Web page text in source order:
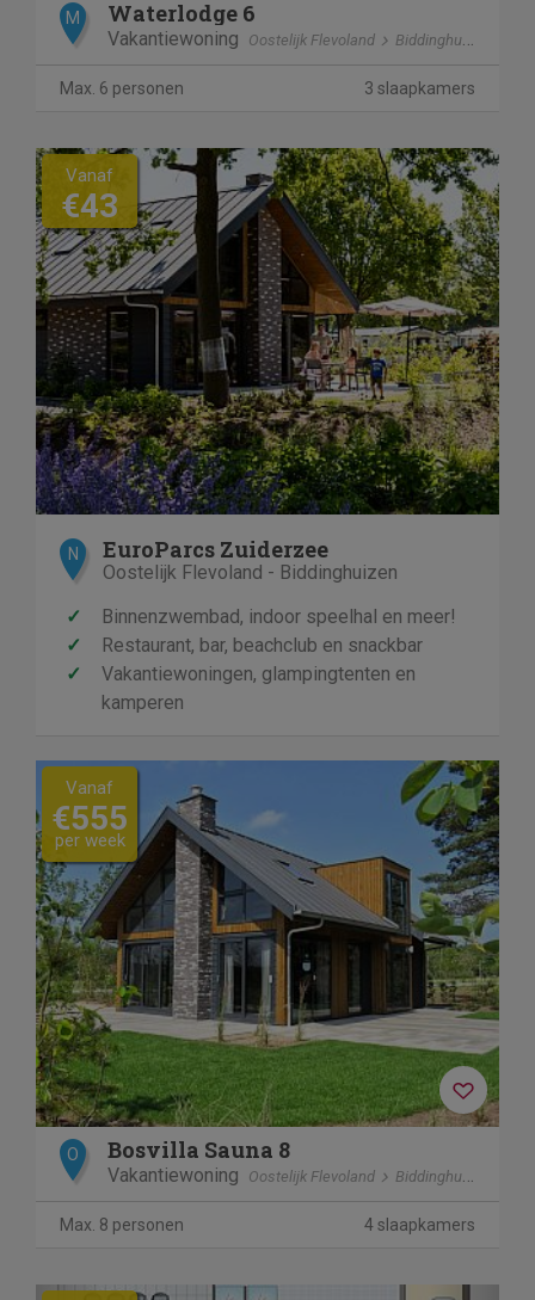
M Waterlodge 6
Vakantiewoning Oostelijk Flevoland Biddinghuizen
Max. 6 personen 3 slaapkamers
Vanaf
€43
N EuroParcs Zuiderzee
Oostelijk Flevoland - Biddinghuizen
✓
Binnenzwembad, indoor speelhal en meer!
✓
Restaurant, bar, beachclub en snackbar
✓
Vakantiewoningen, glampingtenten en
kamperen
Vanaf
€555
per week
O Bosvilla Sauna 8
Vakantiewoning Oostelijk Flevoland Biddinghuizen
Max. 8 personen 4 slaapkamers